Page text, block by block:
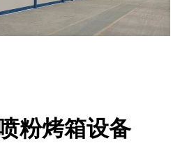
粉烤箱设备